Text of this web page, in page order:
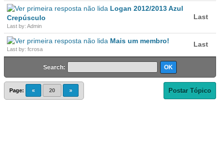
Logan 2012/2013 Azul
Crepúsculo
Last by: Admin
Last
Mais um membro!
Last by: fcrosa
Last
Search:
Page: « 20 » Postar Tópico